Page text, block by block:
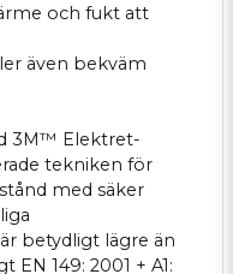
och fukt att
även bekväm
3M™ Elektret-
tekniken för
med säker
betydligt lägre än
149: 2001 + A1: